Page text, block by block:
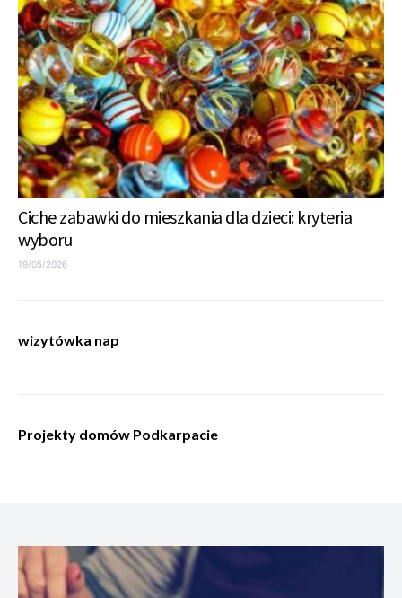
Ciche zabawki do mieszkania dla dzieci: kryteria
wyboru
19/05/2026
wizytówka nap
Projekty domów Podkarpacie